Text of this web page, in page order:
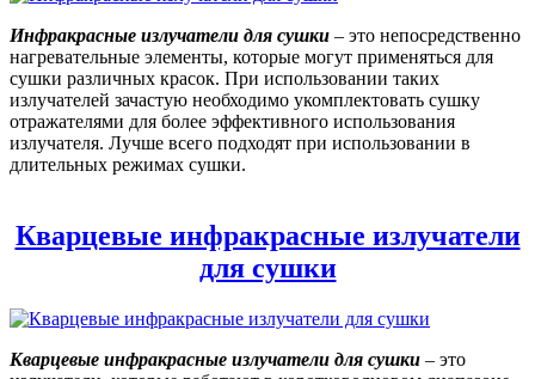
Инфракрасные излучатели для сушки – это непосредственно
нагревательные элементы, которые могут применяться для
сушки различных красок. При использовании таких
излучателей зачастую необходимо укомплектовать сушку
отражателями для более эффективного использования
излучателя. Лучше всего подходят при использовании в
длительных режимах сушки.
Кварцевые инфракрасные излучатели
для сушки
Кварцевые инфракрасные излучатели для сушки – это